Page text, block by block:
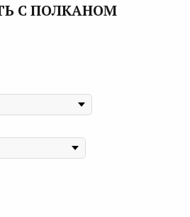
С ПОЛКАНОМ